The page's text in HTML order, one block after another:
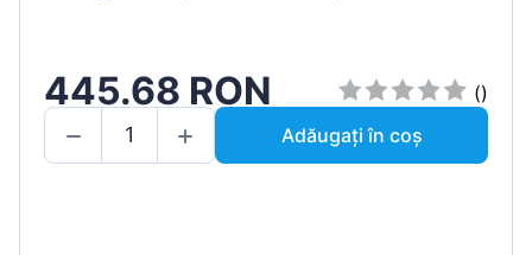
445.68 RON
()
Adăugați în coș